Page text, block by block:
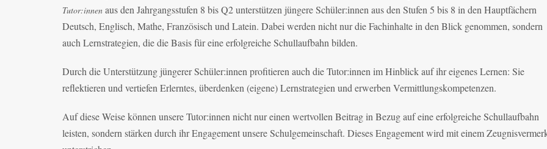
Tutor:innen aus den Jahrgangsstufen 8 bis Q2 unterstützen jüngere Schüler:innen aus den Stufen 5 bis 8 in den Hauptfächern
Deutsch, Englisch, Mathe, Französisch und Latein. Dabei werden nicht nur die Fachinhalte in den Blick genommen, sondern
auch Lernstrategien, die die Basis für eine erfolgreiche Schullaufbahn bilden.
Durch die Unterstützung jüngerer Schüler:innen profitieren auch die Tutor:innen im Hinblick auf ihr eigenes Lernen: Sie
reflektieren und vertiefen Erlerntes, überdenken (eigene) Lernstrategien und erwerben Vermittlungskompetenzen.
Auf diese Weise können unsere Tutor:innen nicht nur einen wertvollen Beitrag in Bezug auf eine erfolgreiche Schullaufbahn
leisten, sondern stärken durch ihr Engagement unsere Schulgemeinschaft. Dieses Engagement wird mit einem